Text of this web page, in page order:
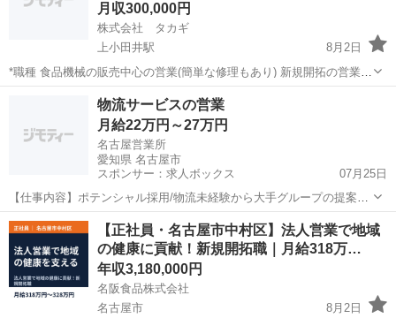
月収300,000円
株式会社 タカギ
上小田井駅
8月2日
*職種 食品機械の販売中心の営業(簡単な修理もあり) 新規開拓の営業よ
り、既存のお客様を大切にした営業を 行っていただきます。
(東海３県中心、出張はほとんどありません) ...
名古屋市 上小田井駅 営業
物流サービスの営業
月給22万円～27万円
名古屋営業所
愛知県 名古屋市
スポンサー：求人ボックス
07月25日
【仕事内容】ポテンシャル採用/物流未経験から大手グループの提案営
業へ。 オススメポイント 1大手物流グループの安定基盤 2フレックス
タイム制 3安心の「充実研修」あり 4年功序列ナシ!頑張りを正当に評
価 / 飛び込み営業一切ナシ!...
正社員
【正社員・名古屋市中村区】法人営業で地域
の健康に貢献！新規開拓職｜月給318万…
年収3,180,000円
名阪食品株式会社
名古屋市
8月2日